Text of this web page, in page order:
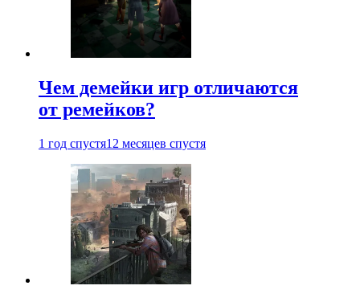
Чем демейки игр отличаются
от ремейков?
1 год спустя12 месяцев спустя